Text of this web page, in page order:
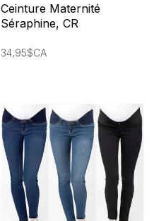
Ceinture Maternité
Séraphine, CR
34,95$CA